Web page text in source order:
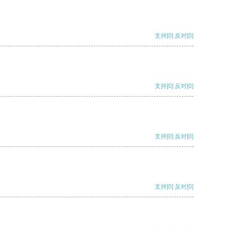
支持[0] 反对[0]
支持[0] 反对[0]
支持[0] 反对[0]
支持[0] 反对[0]